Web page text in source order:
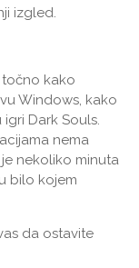
izgled.
kako
Windows, kako
Dark Souls.
nema
nekoliko minuta
bilo kojem
da ostavite